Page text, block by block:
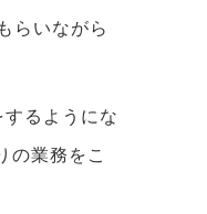
らいながら
るようにな
業務をこ